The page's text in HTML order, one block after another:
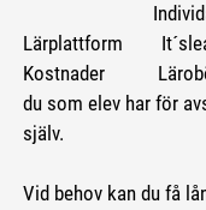
Lärplattform
Kostnader
du som elev har för
själv.
Vid behov kan du få